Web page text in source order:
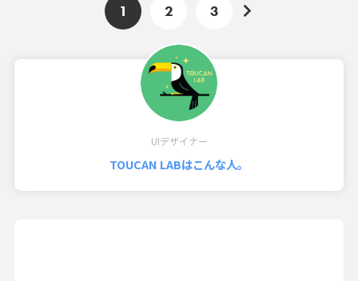
1 2 3
UIデザイナー
TOUCAN LABはこんな人。